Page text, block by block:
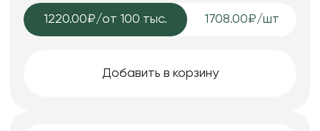
1220.00₽/от 100 тыс. 1708.00₽/шт
Добавить в корзину